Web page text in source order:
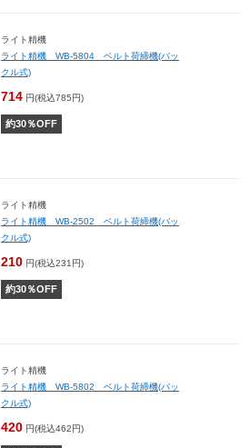
ライト精機
ライト精機 WB-5804 ベルト荷締機(バッ
クル式)
714 円(税込785円)
約30％OFF
ライト精機
ライト精機 WB-2502 ベルト荷締機(バッ
クル式)
210 円(税込231円)
約30％OFF
ライト精機
ライト精機 WB-5802 ベルト荷締機(バッ
クル式)
420 円(税込462円)